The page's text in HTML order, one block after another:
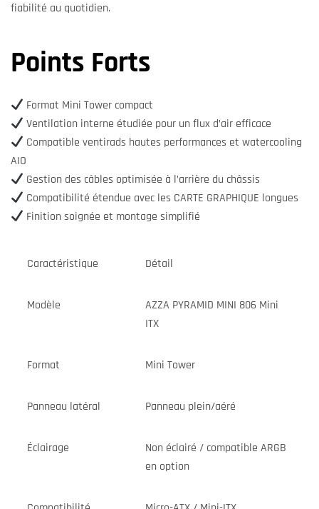
fiabilité au quotidien.
Points Forts
Format Mini Tower compact
Ventilation interne étudiée pour un flux d’air efficace
Compatible ventirads hautes performances et watercooling
AIO
Gestion des câbles optimisée à l’arrière du châssis
Compatibilité étendue avec les CARTE GRAPHIQUE longues
Finition soignée et montage simplifié
Caractéristique Détail
Modèle
AZZA PYRAMID MINI 806 Mini
ITX
Format Mini Tower
Panneau latéral Panneau plein/aéré
Éclairage
Non éclairé / compatible ARGB
en option